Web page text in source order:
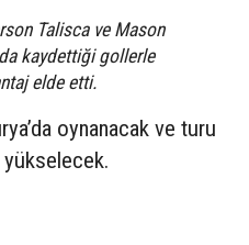
Talisca ve Mason
kaydettiği gollerle
elde etti.
oynanacak ve turu